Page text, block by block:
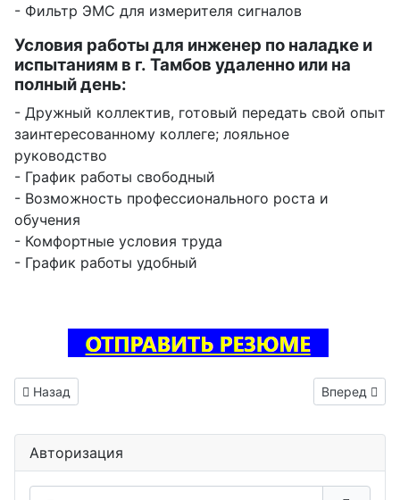
- Фильтр ЭМС для измерителя сигналов
Условия работы для инженер по наладке и
испытаниям в г. Тамбов удаленно или на
полный день:
- Дружный коллектив, готовый передать свой опыт
заинтересованному коллеге; лояльное
руководство
- График работы свободный
- Возможность профессионального роста и
обучения
- Комфортные условия труда
- График работы удобный
Предыдущий: Инженер по наладке и испытаниям вакансия
Назад Следующий:
Вперед
Авторизация